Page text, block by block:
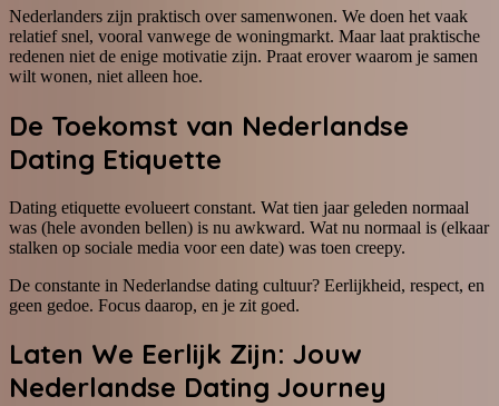
Nederlanders zijn praktisch over samenwonen. We doen het vaak
relatief snel, vooral vanwege de woningmarkt. Maar laat praktische
redenen niet de enige motivatie zijn. Praat erover waarom je samen
wilt wonen, niet alleen hoe.
De Toekomst van Nederlandse
Dating Etiquette
Dating etiquette evolueert constant. Wat tien jaar geleden normaal
was (hele avonden bellen) is nu awkward. Wat nu normaal is (elkaar
stalken op sociale media voor een date) was toen creepy.
De constante in Nederlandse dating cultuur? Eerlijkheid, respect, en
geen gedoe. Focus daarop, en je zit goed.
Laten We Eerlijk Zijn: Jouw
Nederlandse Dating Journey